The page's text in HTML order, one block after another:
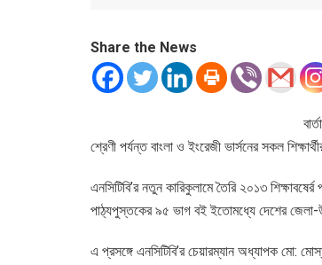
Share the News
শ্রেণী পর্যন্ত বাংলা ও ইংরেজী ভার্সনের সকল
এনসিটিবি’র নতুন কারিকুলামে তৈরি ২০১৩
পাঠ্যপুস্তকের ৯৫ ভাগ বই ইতোমধ্যে দেশের জেলা-
এ প্রসঙ্গে এনসিটিবি’র চেয়ারম্যান অধ্যাপক মো: